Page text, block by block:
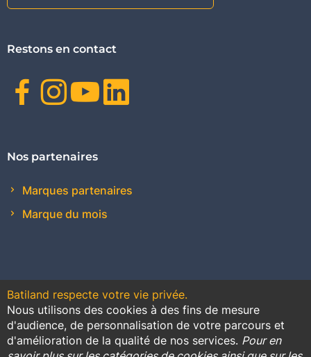
Restons en contact
Facebook
Instagram
Youtube
Nos partenaires
Marques partenaires
Marque du mois
Contact Conditions générales de vente
Promotions
Batiland respecte votre vie privée.
Nous utilisons des cookies à des fins de mesure
d'audience, de personnalisation de votre parcours et
d'amélioration de la qualité de nos services. Pour en